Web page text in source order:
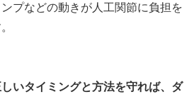
プなどの動きが人工関節に負担を
しいタイミングと方法を守れば、ダ